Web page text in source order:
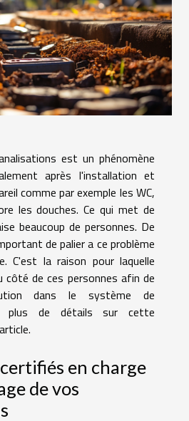
est un phénomène
après l'installation et
comme par exemple les WC,
les douches. Ce qui met de
beaucoup de personnes. De
de palier a ce problème
C'est la raison pour laquelle
côté de ces personnes afin de
dans le système de
plus de détails sur cette
en charge
de vos